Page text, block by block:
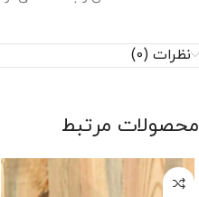
نظرات (0)
محصولات مرتبط